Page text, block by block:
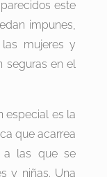
este
impunes,
mujeres y
seguras en el
especial es la
que acarrea
a las que se
y niñas. Una